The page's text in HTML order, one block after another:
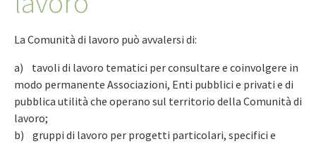
La Comunità di lavoro può avvalersi di:
a) tavoli di lavoro tematici per consultare e coinvolgere in
modo permanente Associazioni, Enti pubblici e privati e di
pubblica utilità che operano sul territorio della Comunità di
lavoro;
b) gruppi di lavoro per progetti particolari, specifici e